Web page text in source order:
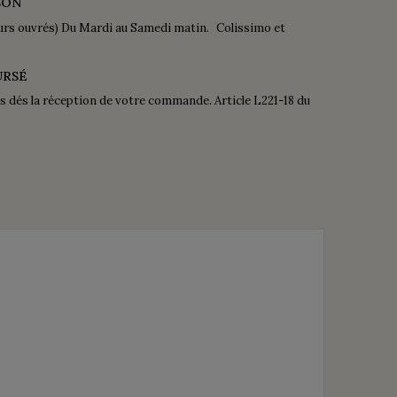
ouvrés) Du Mardi au Samedi matin. Colissimo et
dés la réception de votre commande. Article L221-18 du